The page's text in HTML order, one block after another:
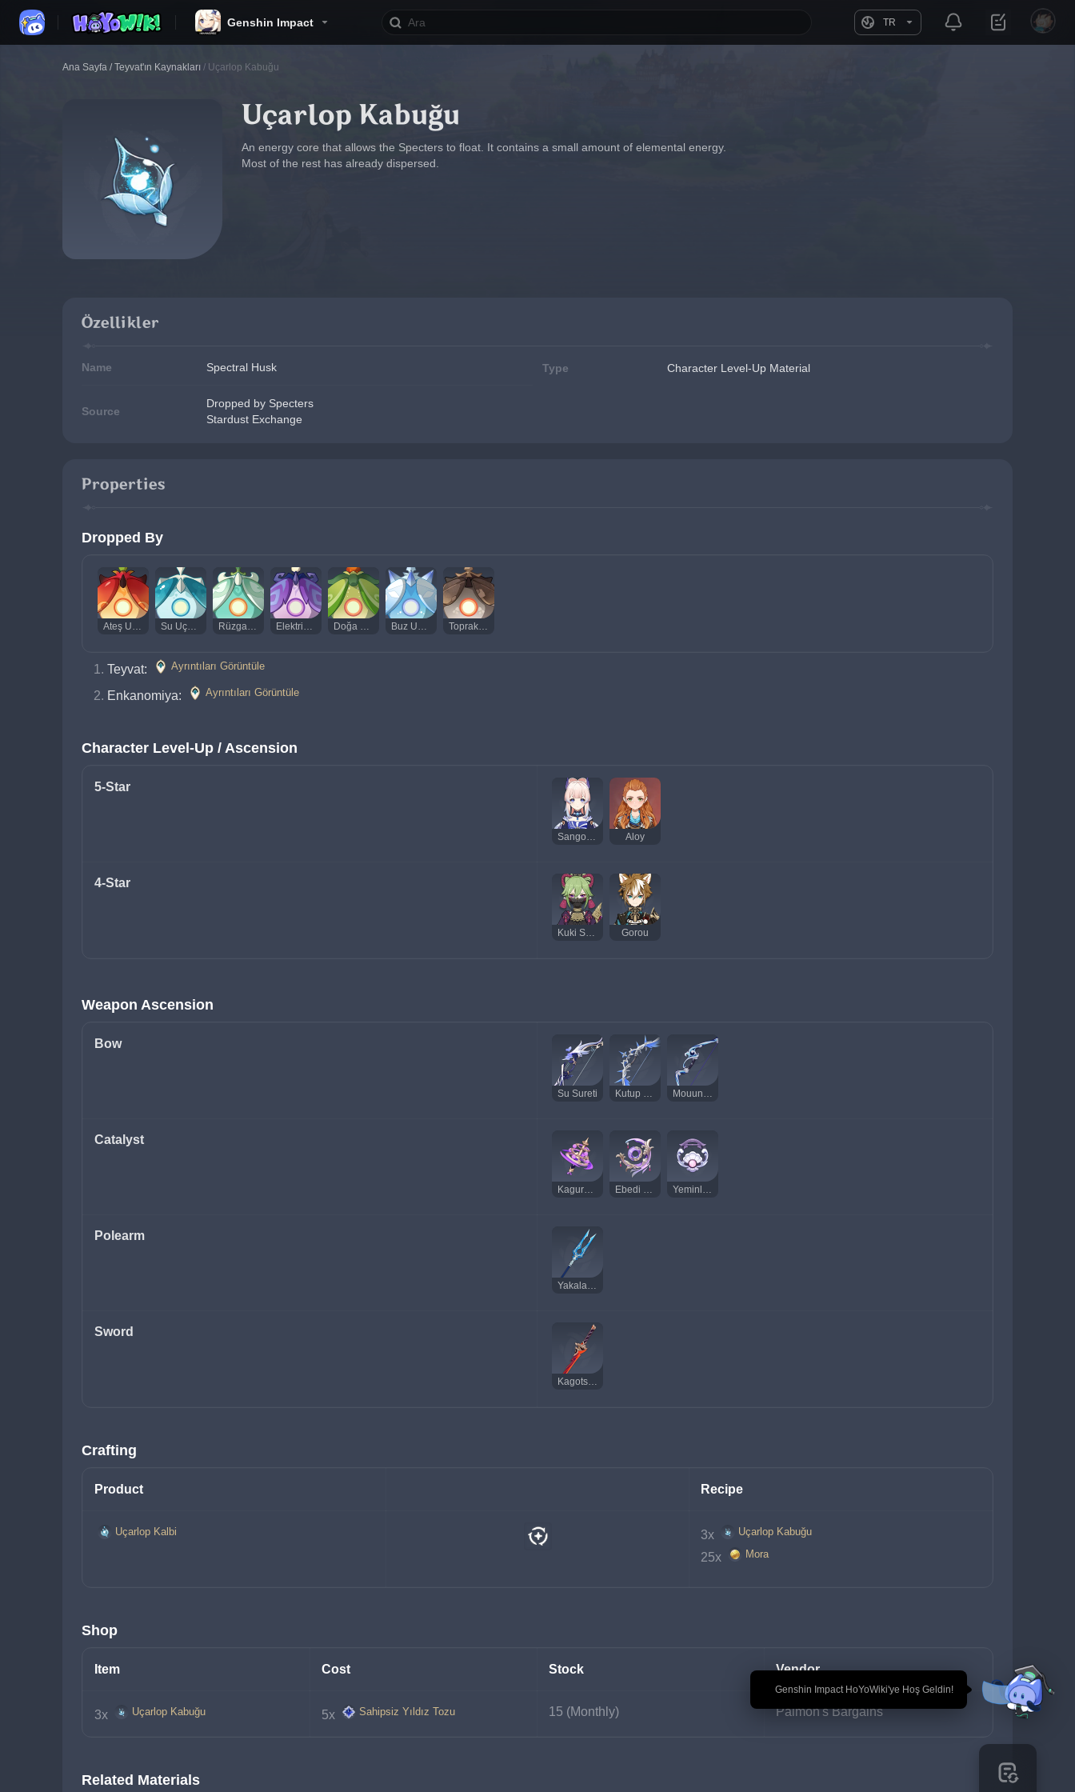
Genshin Impact TR
🎉 Genshin Impact HoYoWiki'ye Hoş Geldin!
Ana Sayfa / Teyvat'ın Kaynakları / Uçarlop Kabuğu
Uçarlop Kabuğu
An energy core that allows the Specters to float. It contains a small amount of elemental energy.
Most of the rest has already dispersed.
Özellikler
Name Spectral Husk Type Character Level-Up Material
Source
Dropped by Specters
Stardust Exchange
Properties
Dropped By
Ateş Uçarlopu Su Uçarlopu Rüzgar Uçarlopu Elektrik Uçarlopu Doğa Uçarlopu Buz Uçarlopu Toprak Uçarlopu
Teyvat: Ayrıntıları Görüntüle
Enkanomiya: Ayrıntıları Görüntüle
Character Level-Up / Ascension
5-Star
Sangonomiya Kokomi Aloy
4-Star
Kuki Shinobu Gorou
Weapon Ascension
Bow
Su Sureti Kutup Yıldızı Mouun'un Ayı
Catalyst
Kagura'nın Hakikati Ebedi Mehtap Yeminli Göz
Polearm
Yakalayan Mızrak
Sword
Kagotsurube Isshin
Crafting
Product Recipe
Uçarlop Kalbi 3x Uçarlop Kabuğu
25x Mora
Shop
Item Cost Stock Vendor
3x Uçarlop Kabuğu 5x Sahipsiz Yıldız Tozu 15 (Monthly) Paimon's Bargains
Related Materials